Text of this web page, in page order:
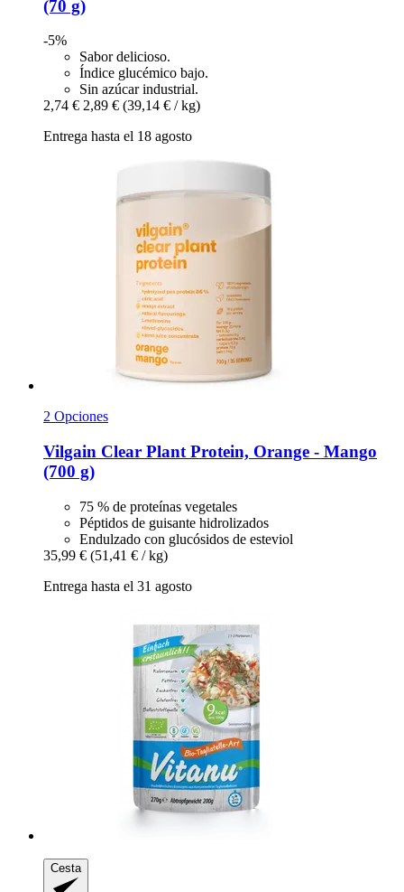
(70 g)
-5%
Sabor delicioso.
Índice glucémico bajo.
Sin azúcar industrial.
2,74 € 2,89 € (39,14 € / kg)
Entrega hasta el 18 agosto
2 Opciones
Vilgain Clear Plant Protein, Orange -​ Mango
(700 g)
75 % de proteínas vegetales
Péptidos de guisante hidrolizados
Endulzado con glucósidos de esteviol
35,99 € (51,41 € / kg)
Entrega hasta el 31 agosto
Cesta